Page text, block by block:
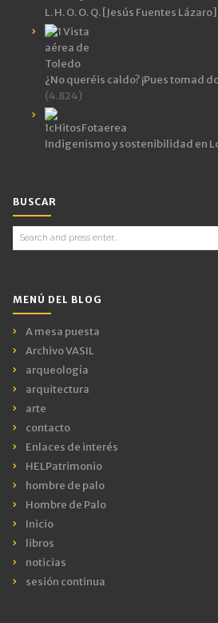
L. H. O. O. Q. [Jesús Fuentes Lázaro]
¿No queréis caldo? ¡Pues tomad
(4.824)
Indigenismo y sostenibilidad en
BUSCAR
Search
for:
MENÚ DEL BLOG
A mesa puesta
Archivo VASIL
arqueología
arquitectura
arte
contacto
Enlaces de interés
HELPatrimonio
hombre de palo
Hombre de Palo
Inicio
libros
noticias
sesión continua